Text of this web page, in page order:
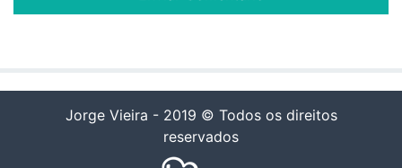
Jorge Vieira - 2019 © Todos os direitos
reservados